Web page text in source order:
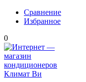
Сравнение
Избранное
0